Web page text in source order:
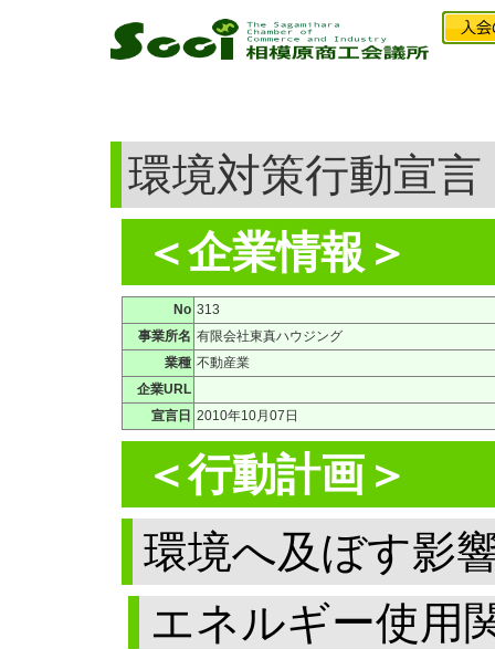
環境対策行動宣
＜企業情報＞
No 313
事業所名 有限会社東真ハウジング
業種 不動産業
企業URL
宣言日 2010年10月07日
＜行動計画＞
環境へ及ぼす影
エネルギー使用